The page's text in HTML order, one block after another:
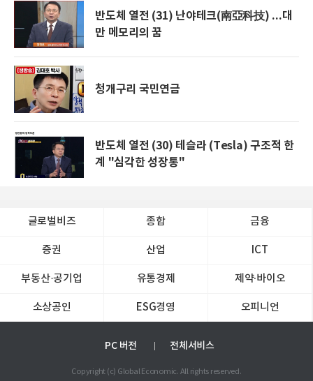
반도체 열전 (31) 난야테크(南亞科技) ...대
만 메모리의 꿈
청개구리 국민연금
반도체 열전 (30) 테슬라 (Tesla) 구조적 한
계 "심각한 성장통"
글로벌비즈 종합 금융
증권 산업 ICT
부동산·공기업 유통경제 제약∙바이오
소상공인 ESG경영 오피니언
PC 버전 전체서비스
Copyright (c) Global Economic. All rights reserved.